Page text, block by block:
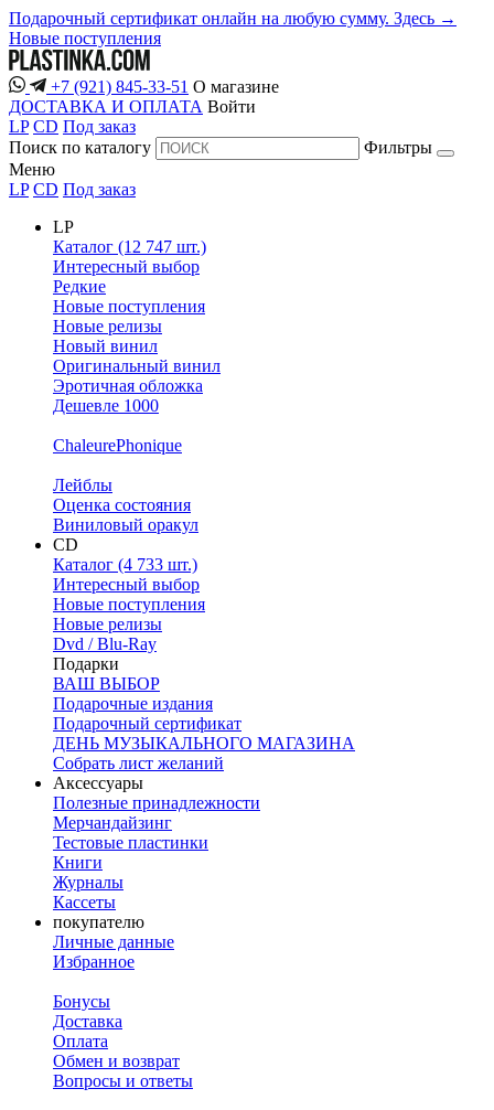
Подарочный сертификат онлайн на любую сумму. Здесь →
Новые поступления
+7 (921) 845-33-51 О магазине
ДОСТАВКА И ОПЛАТА Войти
LP CD Под заказ
Поиск по каталогу
Фильтры
Меню
LP CD Под заказ
LP
Каталог (12 747 шт.)
Интересный выбор
Редкие
Новые поступления
Новые релизы
Новый винил
Оригинальный винил
Эротичная обложка
Дешевле 1000
ChaleurePhonique
Лейблы
Оценка состояния
Виниловый оракул
CD
Каталог (4 733 шт.)
Интересный выбор
Новые поступления
Новые релизы
Dvd / Blu-Ray
Подарки
ВАШ ВЫБОР
Подарочные издания
Подарочный сертификат
ДЕНЬ МУЗЫКАЛЬНОГО МАГАЗИНА
Собрать лист желаний
Аксессуары
Полезные принадлежности
Мерчандайзинг
Тестовые пластинки
Книги
Журналы
Кассеты
покупателю
Личные данные
Избранное
Бонусы
Доставка
Оплата
Обмен и возврат
Вопросы и ответы